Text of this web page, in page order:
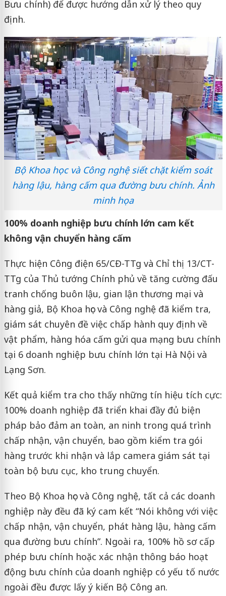
Bưu chính) để được hướng dẫn xử lý theo quy
định.
Bộ Khoa học và Công nghệ siết chặt kiểm soát
hàng lậu, hàng cấm qua đường bưu chính. Ảnh
minh họa
100% doanh nghiệp bưu chính lớn cam kết
không vận chuyển hàng cấm
Thực hiện Công điện 65/CĐ-TTg và Chỉ thị 13/CT-
TTg của Thủ tướng Chính phủ về tăng cường đấu
tranh chống buôn lậu, gian lận thương mại và
hàng giả, Bộ Khoa học và Công nghệ đã kiểm tra,
giám sát chuyên đề việc chấp hành quy định về
vật phẩm, hàng hóa cấm gửi qua mạng bưu chính
tại 6 doanh nghiệp bưu chính lớn tại Hà Nội và
Lạng Sơn.
Kết quả kiểm tra cho thấy những tín hiệu tích cực:
100% doanh nghiệp đã triển khai đầy đủ biện
pháp bảo đảm an toàn, an ninh trong quá trình
chấp nhận, vận chuyển, bao gồm kiểm tra gói
hàng trước khi nhận và lắp camera giám sát tại
toàn bộ bưu cục, kho trung chuyển.
Theo Bộ Khoa học và Công nghệ, tất cả các doanh
nghiệp này đều đã ký cam kết “Nói không với việc
chấp nhận, vận chuyển, phát hàng lậu, hàng cấm
qua đường bưu chính”. Ngoài ra, 100% hồ sơ cấp
phép bưu chính hoặc xác nhận thông báo hoạt
động bưu chính của doanh nghiệp có yếu tố nước
ngoài đều được lấy ý kiến Bộ Công an.